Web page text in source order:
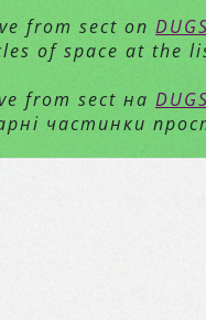
from sect on
of space at the
from sect на
частинки